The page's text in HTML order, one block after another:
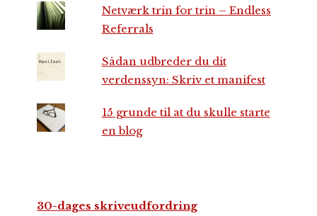
Netværk trin for trin – Endless
Referrals
Sådan udbreder du dit
verdenssyn: Skriv et manifest
15 grunde til at du skulle starte
en blog
30-dages skriveudfordring